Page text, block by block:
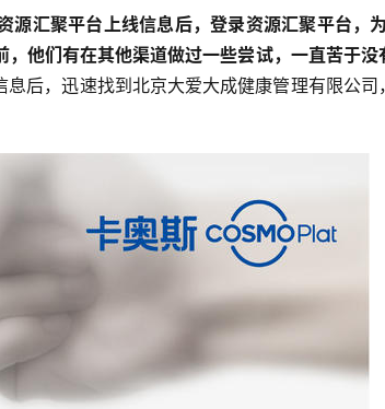
汇聚平台上线信息后，登录资源汇聚平台，
他们有在其他渠道做过一些尝试，一直苦于没
后，迅速找到北京大爱大成健康管理有限公司